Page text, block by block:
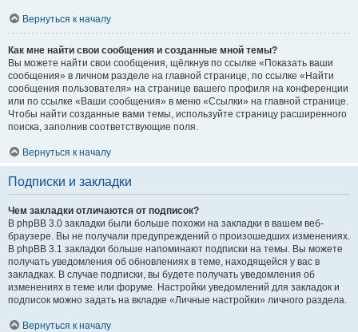
Вернуться к началу
Как мне найти свои сообщения и созданные мной темы?
Вы можете найти свои сообщения, щёлкнув по ссылке «Показать ваши
сообщения» в личном разделе на главной странице, по ссылке «Найти
сообщения пользователя» на странице вашего профиля на конференции
или по ссылке «Ваши сообщения» в меню «Ссылки» на главной странице.
Чтобы найти созданные вами темы, используйте страницу расширенного
поиска, заполнив соответствующие поля.
Вернуться к началу
Подписки и закладки
Чем закладки отличаются от подписок?
В phpBB 3.0 закладки были больше похожи на закладки в вашем веб-
браузере. Вы не получали предупреждений о произошедших изменениях.
В phpBB 3.1 закладки больше напоминают подписки на темы. Вы можете
получать уведомления об обновлениях в теме, находящейся у вас в
закладках. В случае подписки, вы будете получать уведомления об
изменениях в теме или форуме. Настройки уведомлений для закладок и
подписок можно задать на вкладке «Личные настройки» личного раздела.
Вернуться к началу